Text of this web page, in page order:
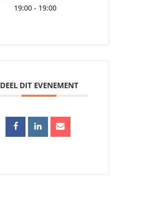
19:00 - 19:00
DEEL DIT EVENEMENT